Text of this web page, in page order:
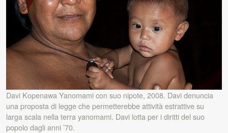
Davi Kopenawa Yanomami con suo nipote, 2008. Davi denuncia
una proposta di legge che permetterebbe attività estrattive su
larga scala nella terra yanomami. Davi lotta per i diritti del suo
popolo dagli anni ’70.